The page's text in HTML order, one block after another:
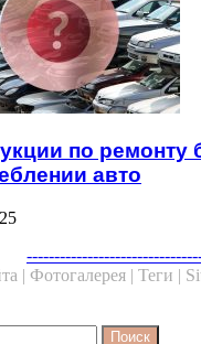
по
авто
| Фотогалерея | Теги |